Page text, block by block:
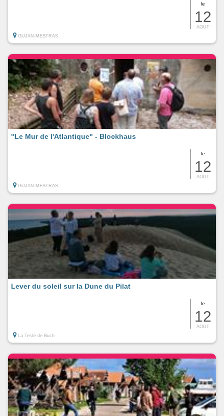
le
12
AOUT
GUJAN-MESTRAS
le
12
AOUT
"Le Mur de l'Atlantique" - Blockhaus
GUJAN-MESTRAS
le
12
AOUT
Lever du soleil sur la Dune du Pilat
La Teste de Buch